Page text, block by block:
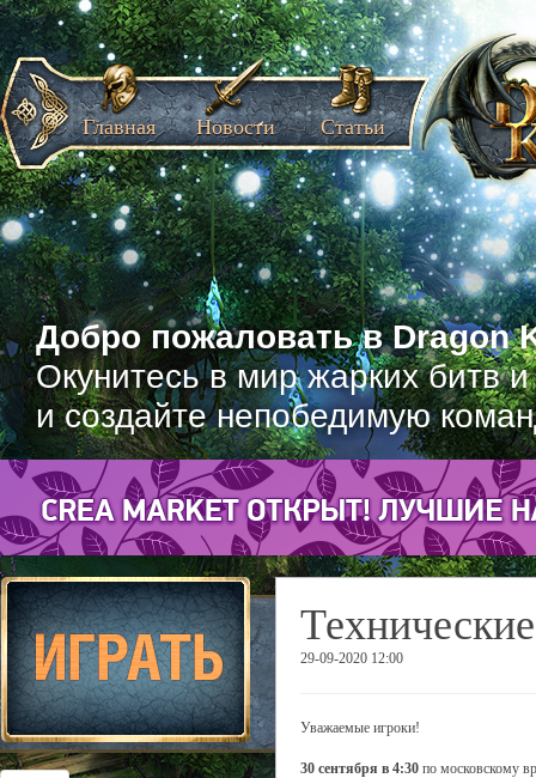
Добро пожаловать в Dragon
Окунитесь в мир жарких битв
и создайте непобедимую
Главная Новости Статьи
29-09-2020 12:00
Уважаемые игроки!
30 сентября в 4:30 по московскому